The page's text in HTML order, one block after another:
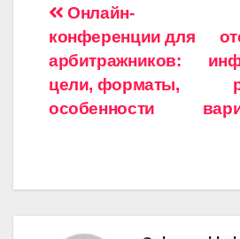
Навигация
по
записям
Онлайн-
конференции для
арбитражников:
цели, форматы,
особенности